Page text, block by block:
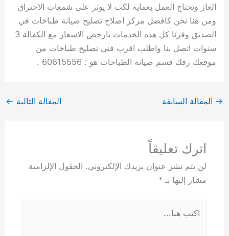
الغاز وتحتاج العمل بعماية لكب لا يوثر على شمعات الاحتراق
ومن هنا نحن كافضل مركز اصلاح تصليح صيانة طباخات في
الصديق وفرنا كل هذه الخدمات بارخص الاسعار مع الكفالة 3
سنوات اتصل بنا واطلب اقرب فني تصليح طباخات من
موقعك رقك قسم صيانة الطباخات هو : 60615556 .
→ المقالة السابقة المقالة التالية ←
اترك تعليقاً
لن يتم نشر عنوان بريدك الإلكتروني. الحقول الإلزامية
مشار إليها بـ *
هنا...